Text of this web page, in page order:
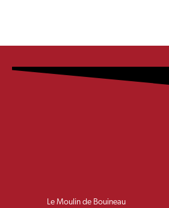
Le Moulin de Bouineau